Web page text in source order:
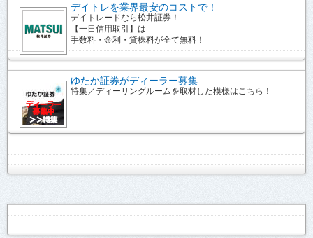
デイトレを業界最安のコストで！
デイトレードなら松井証券！
【一日信用取引】は
手数料・金利・貸株料が全て無料！
ゆたか証券がディーラー募集
特集／ディーリングルームを取材した模様はこちら！